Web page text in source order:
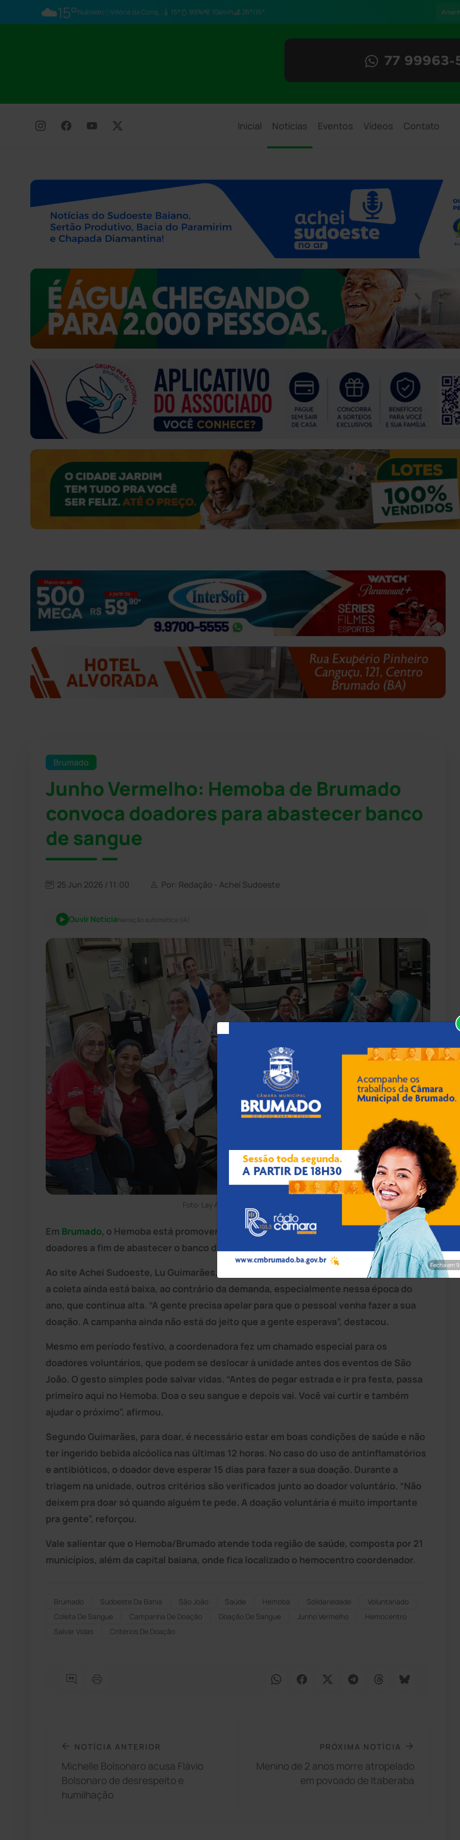
☁️15°Nublado Vitória da Conq… 15° 99% 10km/h 26°/15°
Inicial Notícias Eventos Vídeos Contato
Brumado
Junho Vermelho: Hemoba de Brumado
convoca doadores para abastecer banco
de sangue
25 Jun 2026 / 11:00 Por: Redação - Achei Sudoeste
Ouvir NotíciaNarração automática (IA)
Foto: Lay Amorim/Achei Sudoeste
Em Brumado, o Hemoba está promovendo a campanha Junho Vermelho para mobilizar
doadores a fim de abastecer o banco de sangue da unidade.
Ao site Achei Sudoeste, Lu Guimarães, coordenadora do Hemoba/
Brumado, disse que
a coleta ainda está baixa, ao contrário da demanda, especialmente nessa época do
ano, que continua alta. “A gente precisa apelar para que o pessoal venha fazer a sua
doação. A campanha ainda não está do jeito que a gente esperava”, destacou.
Mesmo em período festivo, a coordenadora fez um chamado especial para os
doadores voluntários, que podem se deslocar à unidade antes dos eventos de São
João. O gesto simples pode salvar vidas. “Antes de pegar estrada e ir pra festa, passa
primeiro aqui no Hemoba. Doa o seu sangue e depois vai. Você vai curtir e também
ajudar o próximo”, afirmou.
Segundo Guimarães, para doar, é necessário estar em boas condições de saúde e não
ter ingerido bebida alcóolica nas últimas 12 horas. No caso do uso de antinflamatórios
e antibióticos, o doador deve esperar 15 dias para fazer a sua doação. Durante a
triagem na unidade, outros critérios são verificados junto ao doador voluntário. “Não
deixem pra doar só quando alguém te pede. A doação voluntária é muito importante
pra gente”, reforçou.
Vale salientar que o Hemoba/Brumado atende toda região de saúde, composta por 21
municípios, além da capital baiana, onde fica localizado o hemocentro coordenador.
Brumado Sudoeste Da Bahia São João Saúde Hemoba Solidariedade
Voluntariado
Coleta De Sangue
Campanha De Doação Doação De Sangue Junho Vermelho
Hemocentro
Salvar Vidas
Critérios De Doação
NOTÍCIA ANTERIOR
Michelle Bolsonaro acusa Flávio
Bolsonaro de desrespeito e
humilhação
PRÓXIMA NOTÍCIA
Menino de 2 anos morre atropelado
em povoado de Itaberaba
Fecha em